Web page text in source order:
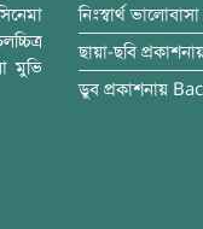
মুভি
নিঃস্বার্থ ভালোবাসা
ছায়া-ছবি
ডুব প্রকাশনায়